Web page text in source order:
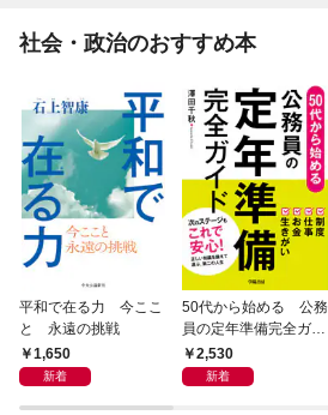
社会・政治のおすすめ本
平和で在る力 今ここ
と 永遠の挑戦
1,650
新着
50代から始める 公務
員の定年準備完全ガイ
ド2,530
新着